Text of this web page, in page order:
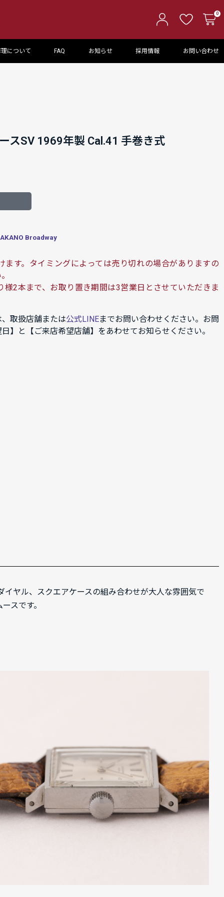
0
について FAQ お知らせ 採用情報 お問い合わせ
スSV 1969年製 Cal.41 手巻き式
Broadway
ます。タイミングによっては売り切れの場合がありますの
様2本まで、お取り置き期間は3営業日とさせていただきま
取扱店舗または公式LINEまでお問い合わせください。お問
】と【ご来店希望店舗】をあわせてお知らせください。
ヤル、スクエアケースの組み合わせが大人な雰囲気で
スです。